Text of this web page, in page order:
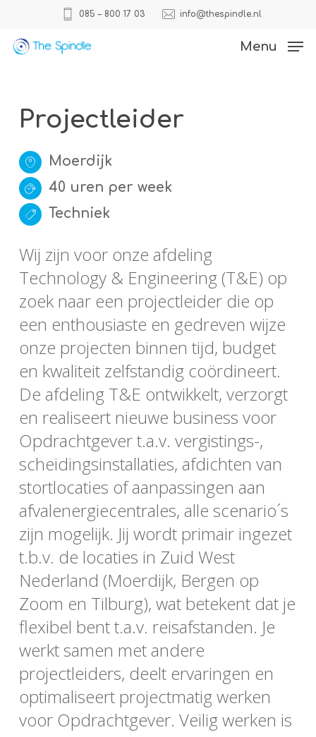
main
085 – 800 17 03 info@thespindle.nl
Menu
Projectleider
Moerdijk
40 uren per week
Techniek
Wij zijn voor onze afdeling
Technology & Engineering (T&E) op
zoek naar een projectleider die op
een enthousiaste en gedreven wijze
onze projecten binnen tijd, budget
en kwaliteit zelfstandig coördineert.
De afdeling T&E ontwikkelt, verzorgt
en realiseert nieuwe business voor
Opdrachtgever t.a.v. vergistings-,
scheidingsinstallaties, afdichten van
stortlocaties of aanpassingen aan
afvalenergiecentrales, alle scenario´s
zijn mogelijk. Jij wordt primair ingezet
t.b.v. de locaties in Zuid West
Nederland (Moerdijk, Bergen op
Zoom en Tilburg), wat betekent dat je
flexibel bent t.a.v. reisafstanden. Je
werkt samen met andere
projectleiders, deelt ervaringen en
optimaliseert projectmatig werken
voor Opdrachtgever. Veilig werken is
Close